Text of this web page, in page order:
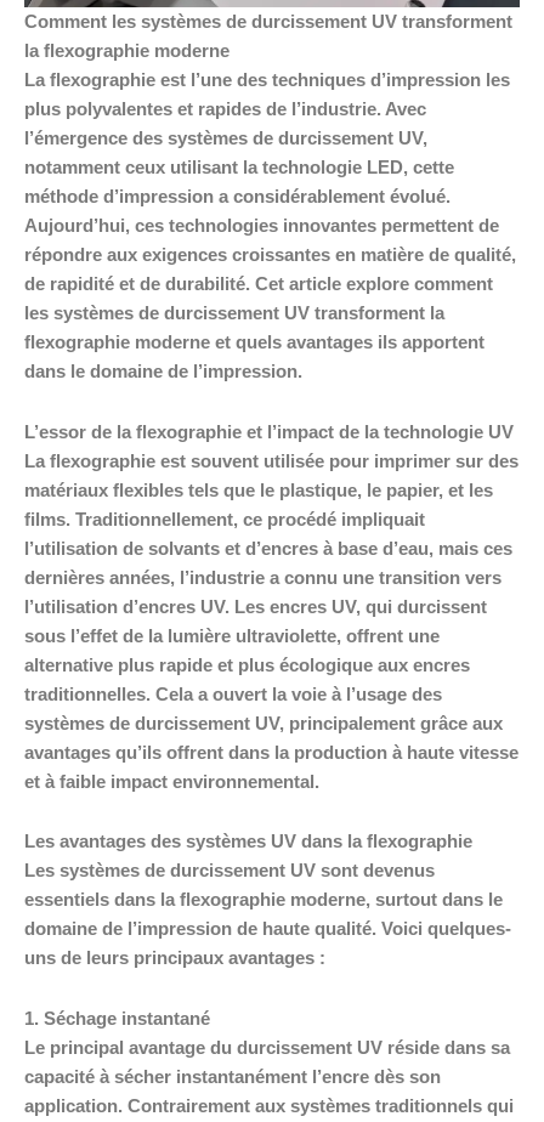
Comment les systèmes de durcissement UV transforment
la flexographie moderne
La flexographie est l’une des techniques d’impression les
plus polyvalentes et rapides de l’industrie. Avec
l’émergence des systèmes de durcissement UV,
notamment ceux utilisant la technologie LED, cette
méthode d’impression a considérablement évolué.
Aujourd’hui, ces technologies innovantes permettent de
répondre aux exigences croissantes en matière de qualité,
de rapidité et de durabilité. Cet article explore comment
les systèmes de durcissement UV transforment la
flexographie moderne et quels avantages ils apportent
dans le domaine de l’impression.
L’essor de la flexographie et l’impact de la technologie UV
La flexographie est souvent utilisée pour imprimer sur des
matériaux flexibles tels que le plastique, le papier, et les
films. Traditionnellement, ce procédé impliquait
l’utilisation de solvants et d’encres à base d’eau, mais ces
dernières années, l’industrie a connu une transition vers
l’utilisation d’encres UV. Les encres UV, qui durcissent
sous l’effet de la lumière ultraviolette, offrent une
alternative plus rapide et plus écologique aux encres
traditionnelles. Cela a ouvert la voie à l’usage des
systèmes de durcissement UV, principalement grâce aux
avantages qu’ils offrent dans la production à haute vitesse
et à faible impact environnemental.
Les avantages des systèmes UV dans la flexographie
Les systèmes de durcissement UV sont devenus
essentiels dans la flexographie moderne, surtout dans le
domaine de l’impression de haute qualité. Voici quelques-
uns de leurs principaux avantages :
1. Séchage instantané
Le principal avantage du durcissement UV réside dans sa
capacité à sécher instantanément l’encre dès son
application. Contrairement aux systèmes traditionnels qui